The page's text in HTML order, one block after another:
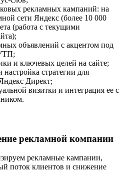
рекламных кампаний: на
сети Яндекс (более 10 000
(работа с текущими
объявлений с акцентом под
и ключевых целей на сайте;
настройка стратегии для
Директ;
визитки и интеграция ее с
рекламной компании
рекламные кампании,
поток клиентов и снижение